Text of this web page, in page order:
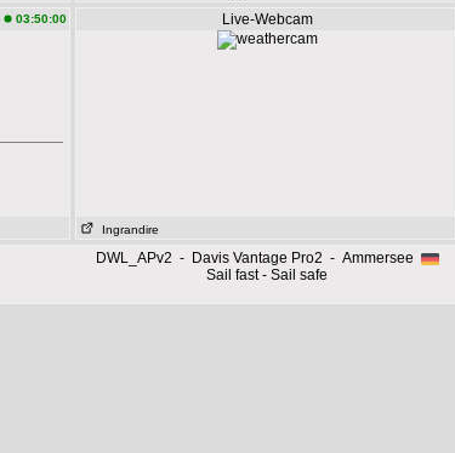
03:50:00 Live-Webcam
Ingrandire
DWL_APv2 - Davis Vantage Pro2 - Ammersee
Sail fast - Sail safe